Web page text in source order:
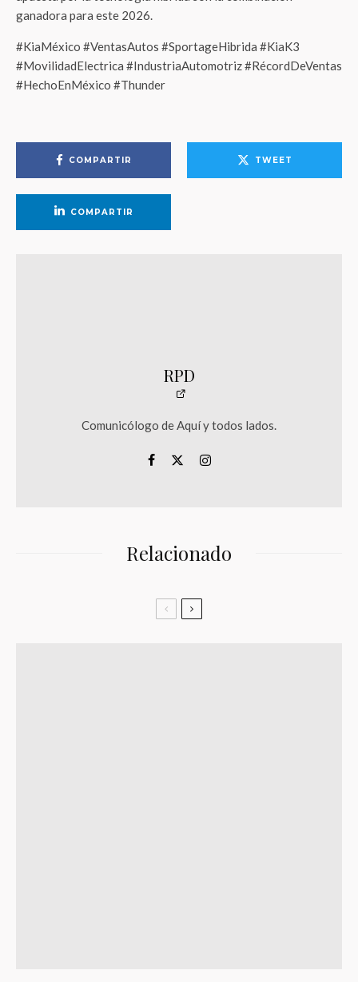
ganadora para este 2026.
#KiaMéxico #VentasAutos #SportageHibrida #KiaK3
#MovilidadElectrica #IndustriaAutomotriz #RécordDeVentas
#HechoEnMéxico #Thunder
COMPARTIR TWEET
COMPARTIR
RPD
Comunicólogo de Aquí y todos lados.
Relacionado